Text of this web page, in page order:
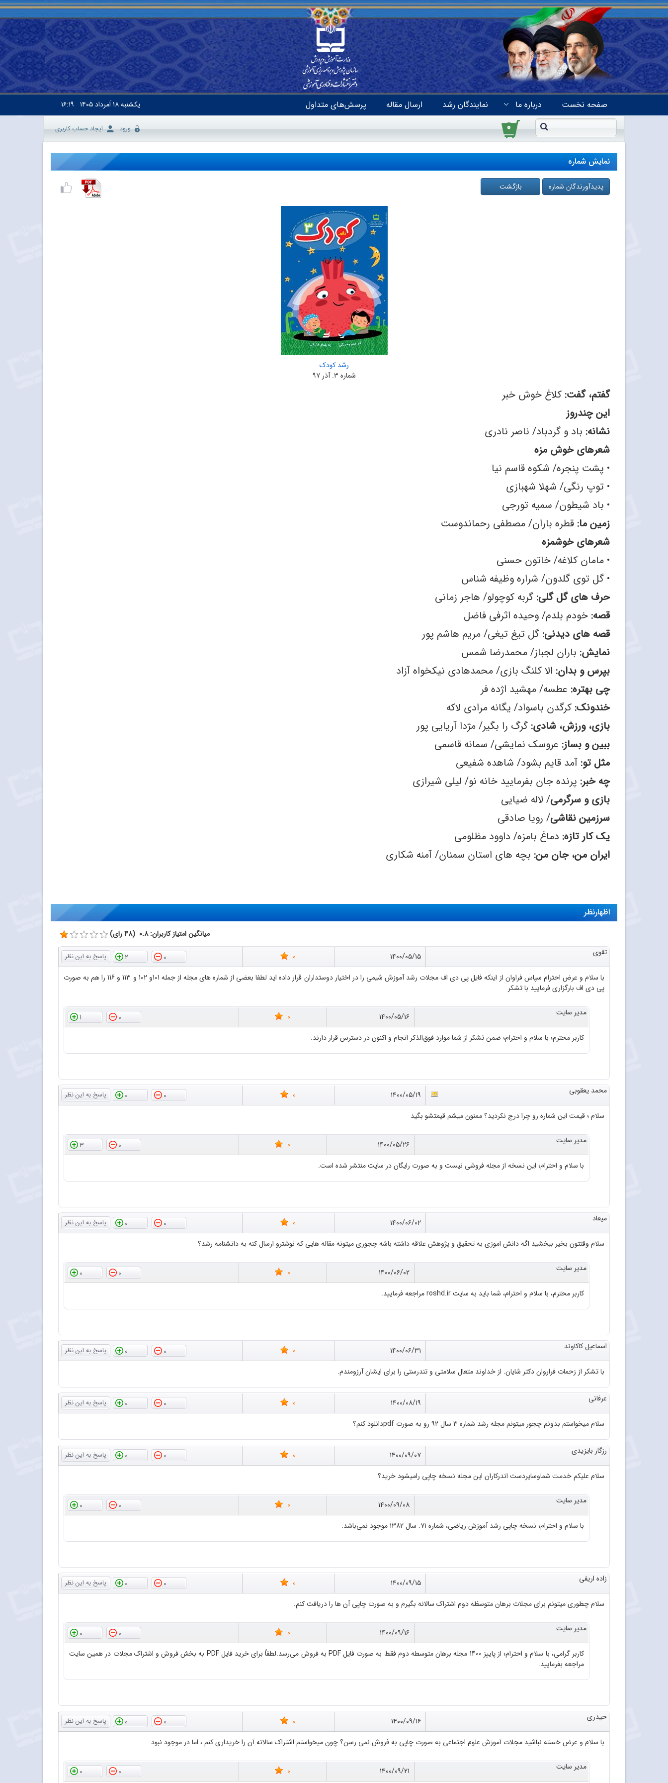
صفحه نخست درباره ما نمایندگان رشد ارسال مقاله پرسش‌های متداول یکشنبه۱۸ اَمرداد ۱۴۰۵ ۱۶:۱۹
۰ ورود ایجاد حساب کاربری
نمایش شماره
پدیدآورندگان شماره بازگشت
رشد کودک
شماره ۳. آذر ۹۷
گفتم، گفت: کلاغ خوش خبر
این چندروز
نشانه: باد و گردباد/ ناصر نادری
شعرهای خوش‌ مزه
• پشت پنجره/ شکوه قاسم نیا
• توپ رنگی/ شهلا شهبازی
• باد شیطون/ سمیه تورجی
زمین ما: قطره باران/ مصطفی رحماندوست
شعرهای خوشمزه
• مامان کلاغه/ خاتون حسنی
• گل توی گلدون/ شراره وظیفه شناس
حرف های گل گلی: گربه کوچولو/ هاجر زمانی
قصه: خودم بلدم/ وحیده اثرفی فاضل
قصه های دیدنی: گل تیغ تیغی/ مریم هاشم پور
نمایش: باران لجباز/ محمدرضا شمس
بپرس و بدان: الا کلنگ بازی/ محمدهادی نیکخواه آزاد
چی بهتره: عطسه/ مهشید اژده فر
خندونک: کرگدن باسواد/ یگانه مرادی لاکه
بازی، ورزش، شادی: گرگ را بگیر/ مژدا آریایی پور
ببین و بساز: عروسک نمایشی/ سمانه قاسمی
مثل تو: آمد قایم بشود/ شاهده شفیعی
چه خبر: پرنده جان بفرمایید خانه نو/ لیلی شیرازی
بازی و سرگرمی/ لاله ضیایی
سرزمین نقاشی/ رویا صادقی
یک کار تازه: دماغ بامزه/ داوود مظلومی
ایران من، جان من: بچه های استان سمنان/ آمنه شکاری
اظهارنظر
میانگین امتیاز کاربران: 0.8 (48 رای)
تقوی
۱۴۰۰/۰۵/۱۵ 0
0
2
با سلام و عرض احترام سپاس فراوان از اینکه فایل پی دی اف مجلات رشد آموزش شیمی را در اختیار دوستداران قرار داده اید لطفا بعضی از شماره های مجله از جمله 101و 102 و 113 و 116 را هم به صورت
پی دی اف بارگزاری فرمایید با تشکر
مدیر سایت ۱۴۰۰/۰۵/۱۶ 0
0
1
کاربر محترم؛ با سلام و احترام؛ ضمن تشکر از شما موارد فوق‌الذکر انجام و اکنون در دسترس قرار دارند.
محمد یعقوبی ۱۴۰۰/۰۵/۱۹ 0
0
0
سلام ؛ قیمت این شماره رو چرا درج نکردید؟ ممنون میشم قیمتشو بگید
مدیر سایت ۱۴۰۰/۰۵/۲۶ 0
0
3
با سلام و احترام؛ این نسخه از مجله فروشی نیست و به صورت رایگان در سایت منتشر شده است.
میعاد ۱۴۰۰/۰۶/۰۲ 0
0
0
سلام وقتتون بخیر ببخشید اگه دانش اموزی به تحقیق و پژوهش علاقه داشته باشه چجوری میتونه مقاله هایی که نوشترو ارسال کنه به دانشنامه رشد؟
مدیر سایت ۱۴۰۰/۰۶/۰۲ 0
0
0
کاربر محترم، با سلام و احترام، شما باید به سایت roshd.ir مراجعه فرمایید.
اسماعیل کاکاوند ۱۴۰۰/۰۶/۳۱ 0
0
0
با تشکر از زحمات فراروان دکتر شایان. از خداوند متعال سلامتی و تندرستی را برای ایشان آرزومندم.
عرفانی ۱۴۰۰/۰۸/۱۹ 0
0
0
سلام میخواستم بدونم چجور میتونم مجله رشد شماره ۳ سال ۹۲ رو به صورت pdfدانلود کنم؟
رزگار بایزیدی ۱۴۰۰/۰۹/۰۷ 0
0
0
سلام علیکم خدمت شماوسایردست اندرکاران این مجله نسخه چاپی رامیشود خرید؟
مدیر سایت ۱۴۰۰/۰۹/۰۸ 0
0
0
با سلام و احترام؛ نسخه چاپی رشد آموزش ریاضی، شماره ۷۱. سال ۱۳۸۲ موجود نمی‌باشد.
زاده اریفی ۱۴۰۰/۰۹/۱۵ 0
0
0
سلام چطوری میتونم برای مجلات برهان متوسظه دوم اشتراک سالانه بگیرم و به صورت چاپی آن ها را دریافت کنم.
مدیر سایت ۱۴۰۰/۰۹/۱۶ 0
0
0
کاربر گرامی، با سلام و احترام؛ از پاییز 1400 مجله برهان متوسطه دوم فقط به صورت فایل PDF به فروش می‌رسد.لطفاً برای خرید فایل PDF به بخش فروش و اشتراک مجلات در همین سایت
مراجعه بفرمایید.
حیدری ۱۴۰۰/۰۹/۱۶ 0
0
0
با سلام و عرض خسته نباشید مجلات آموزش علوم اجتماعی به صورت چاپی به فروش نمی رسن؟ چون میخواستم اشتراک سالانه آن را خریداری کنم ، اما در موجود نبود
مدیر سایت ۱۴۰۰/۰۹/۲۱ 0
0
0